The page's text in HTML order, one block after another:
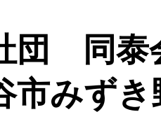
団 同
市みず